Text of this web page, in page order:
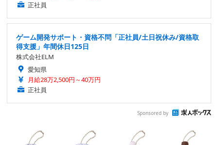
正社員
ゲーム開発サポート・資格不問「正社員/土日祝休み/資格取
得支援」年間休日125日
株式会社ELM
愛知県
月給28万2,500円～40万円
正社員
Sponsored by